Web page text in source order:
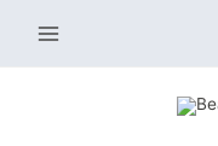
content